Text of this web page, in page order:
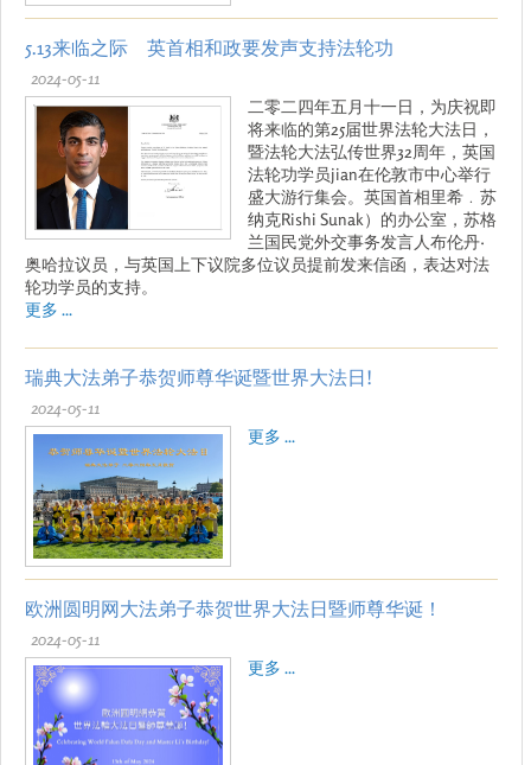
5.13来临之际 英首相和政要发声支持法轮功
2024-05-11
二零二四年五月十一日，为庆祝即
将来临的第25届世界法轮大法日，
暨法轮大法弘传世界32周年，英国
法轮功学员jian在伦敦市中心举行
盛大游行集会。英国首相里希﹒苏
纳克Rishi Sunak）的办公室，苏格
兰国民党外交事务发言人布伦丹·
奥哈拉议员，与英国上下议院多位议员提前发来信函，表达对法
轮功学员的支持。
更多 ...
瑞典大法弟子恭贺师尊华诞暨世界大法日!
2024-05-11
更多 ...
欧洲圆明网大法弟子恭贺世界大法日暨师尊华诞！
2024-05-11
更多 ...